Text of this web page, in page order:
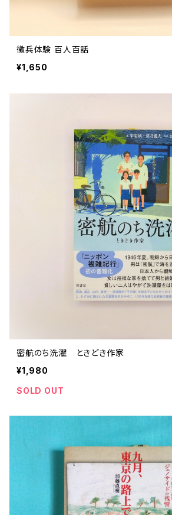
徴兵体験 百人百話
¥1,650
密航のち洗濯 ときどき作家
¥1,980
SOLD OUT